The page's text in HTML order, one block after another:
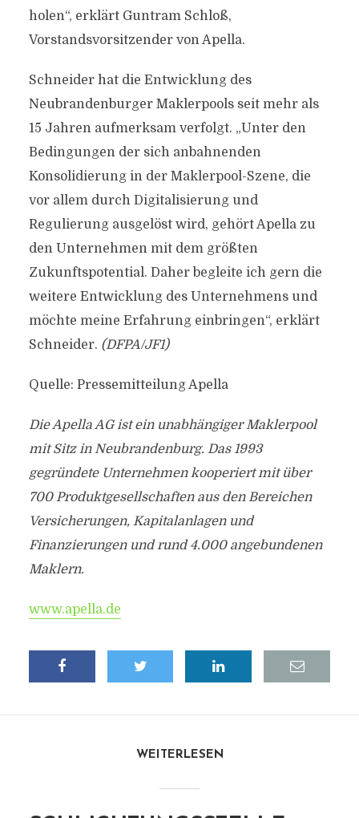
holen“, erklärt Guntram Schloß,
Vorstandsvorsitzender von Apella.
Schneider hat die Entwicklung des
Neubrandenburger Maklerpools seit mehr als
15 Jahren aufmerksam verfolgt. „Unter den
Bedingungen der sich anbahnenden
Konsolidierung in der Maklerpool-Szene, die
vor allem durch Digitalisierung und
Regulierung ausgelöst wird, gehört Apella zu
den Unternehmen mit dem größten
Zukunftspotential. Daher begleite ich gern die
weitere Entwicklung des Unternehmens und
möchte meine Erfahrung einbringen“, erklärt
Schneider. (DFPA/JF1)
Quelle: Pressemitteilung Apella
Die Apella AG ist ein unabhängiger Maklerpool
mit Sitz in Neubrandenburg. Das 1993
gegründete Unternehmen kooperiert mit über
700 Produktgesellschaften aus den Bereichen
Versicherungen, Kapitalanlagen und
Finanzierungen und rund 4.000 angebundenen
Maklern.
www.apella.de
WEITERLESEN